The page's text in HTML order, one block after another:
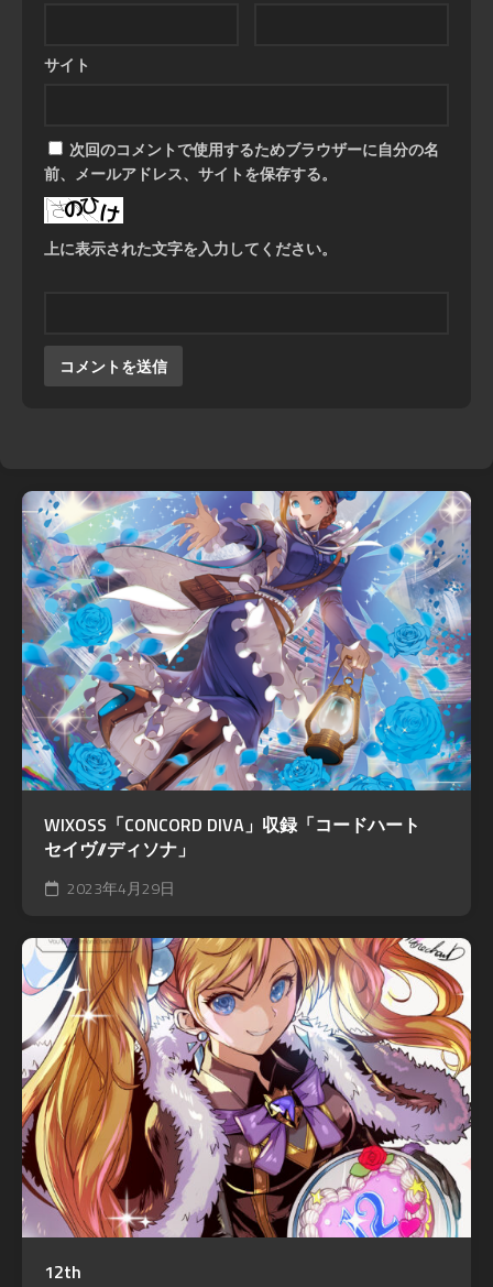
サイト
次回のコメントで使用するためブラウザーに自分の名
前、メールアドレス、サイトを保存する。
上に表示された文字を入力してください。
WIXOSS「CONCORD DIVA」収録「コードハート
セイヴ//ディソナ」
2023年4月29日
12th